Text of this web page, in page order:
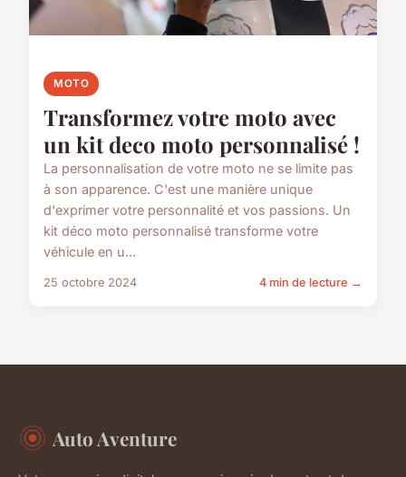
MOTO
Transformez votre moto avec
un kit deco moto personnalisé !
La personnalisation de votre moto ne se limite pas
à son apparence. C'est une manière unique
d'exprimer votre personnalité et vos passions. Un
kit déco moto personnalisé transforme votre
véhicule en u...
25 octobre 2024 4 min de lecture →
Auto Aventure